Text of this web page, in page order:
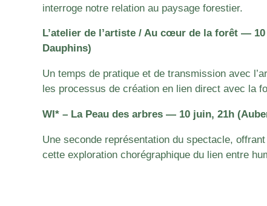
interroge notre relation au paysage forestier.
L’atelier de l’artiste / Au cœur de la forêt —
Dauphins)
Un temps de pratique et de transmission avec
les processus de création en lien direct avec la
WI* – La Peau des arbres — 10 juin, 21h
Une seconde représentation du spectacle,
cette exploration chorégraphique du lien entre